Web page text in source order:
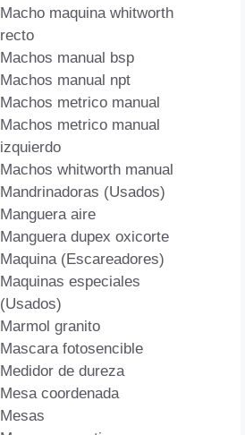
Macho maquina whitworth
recto
Machos manual bsp
Machos manual npt
Machos metrico manual
Machos metrico manual
izquierdo
Machos whitworth manual
Mandrinadoras (Usados)
Manguera aire
Manguera dupex oxicorte
Maquina (Escareadores)
Maquinas especiales
(Usados)
Marmol granito
Mascara fotosencible
Medidor de dureza
Mesa coordenada
Mesas